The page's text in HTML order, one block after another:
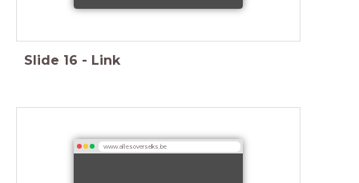
Slide 16 - Link
www.allesoverseks.be